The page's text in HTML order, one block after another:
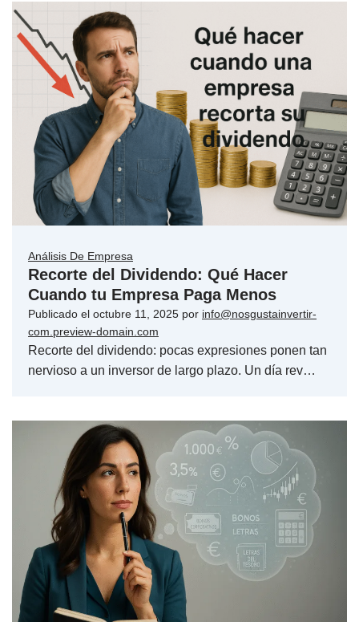
Análisis De Empresa
Recorte del Dividendo: Qué Hacer
Cuando tu Empresa Paga Menos
Publicado el octubre 11, 2025 por info@nosgustainvertir-
com.preview-domain.com
Recorte del dividendo: pocas expresiones ponen tan
nervioso a un inversor de largo plazo. Un día rev…